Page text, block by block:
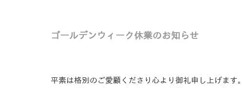
ゴールデンウィーク休業のお知らせ
平素は格別のご愛顧くださり心より御礼申し上げます。